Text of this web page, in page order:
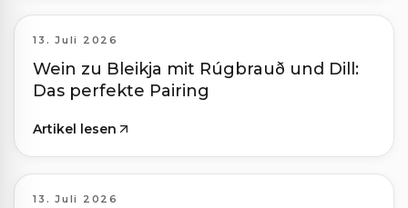
13. Juli 2026
Wein zu Bleikja mit Rúgbrauð und Dill:
Das perfekte Pairing
Artikel lesen
13. Juli 2026